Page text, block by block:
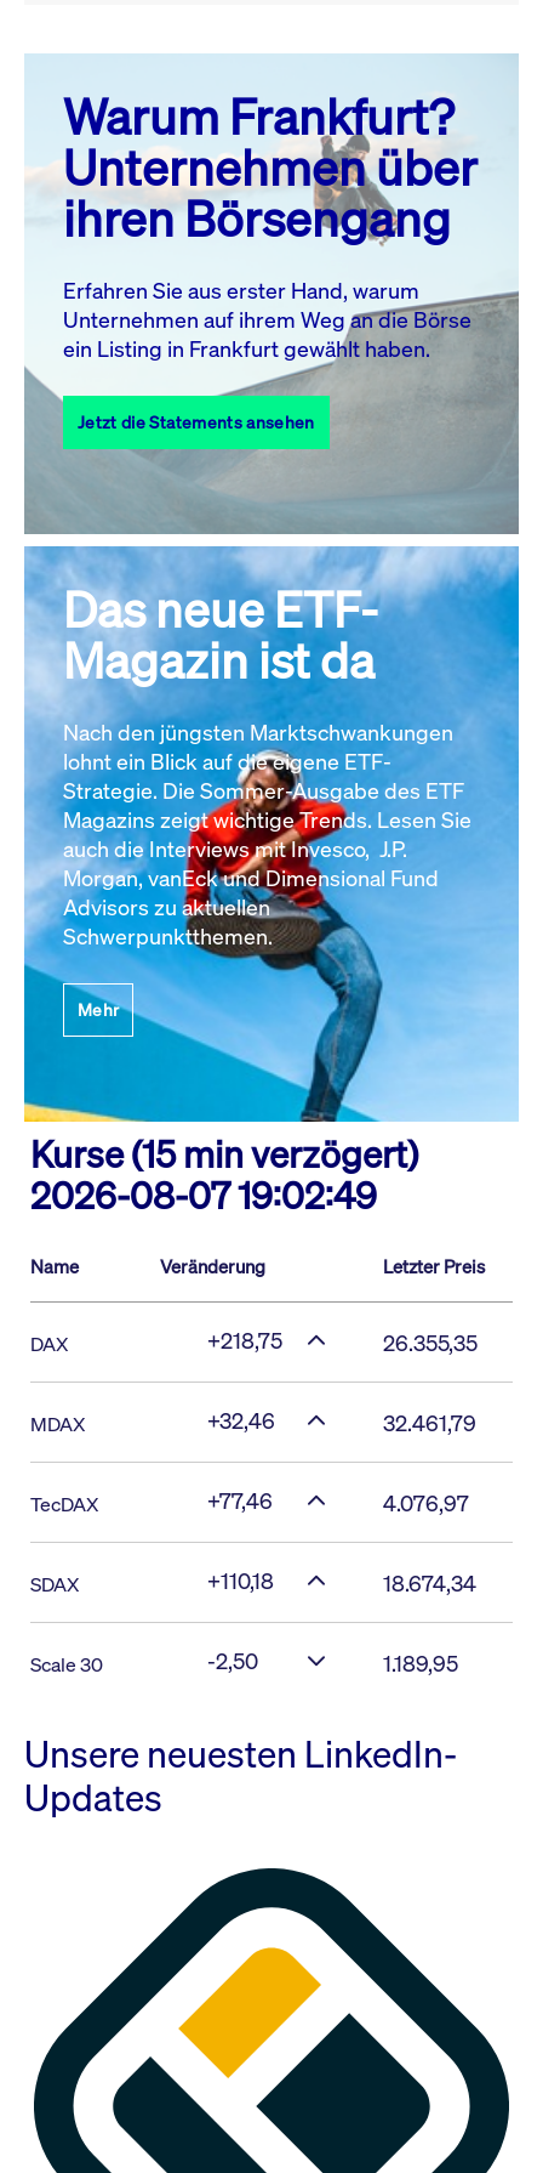
August 26
MO. DI. MI. DO. FR. SA. SO.
1
2
3
4 5 6 7 8
10 11 13 14
17
18 19 20 21 22
23
27 28
31
Alle Events
Warum Frankfurt?
Unternehmen über
ihren Börsengang
Erfahren Sie aus erster Hand, warum
Unternehmen auf ihrem Weg an die Börse
ein Listing in Frankfurt gewählt haben.
Jetzt die Statements ansehen
Das neue ETF-
Magazin ist da
Nach den jüngsten Marktschwankungen
lohnt ein Blick auf die eigene ETF-
Strategie. Die Sommer-Ausgabe des ETF
Magazins zeigt wichtige Trends. Lesen Sie
auch die Interviews mit Invesco, J.P.
Morgan, vanEck und Dimensional Fund
Advisors zu aktuellen
Schwerpunktthemen.
Mehr
Kurse (15 min verzögert)
2026-08-07 19:02:49
Name Veränderung Letzter Preis
DAX +218,75 26.355,35
MDAX +32,46 32.461,79
TecDAX +77,46 4.076,97
SDAX +110,18 18.674,34
Scale 30 -2,50 1.189,95
Unsere neuesten LinkedIn-
Updates